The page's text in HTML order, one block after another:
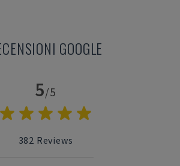
GOOGLE
5/5
382 Reviews